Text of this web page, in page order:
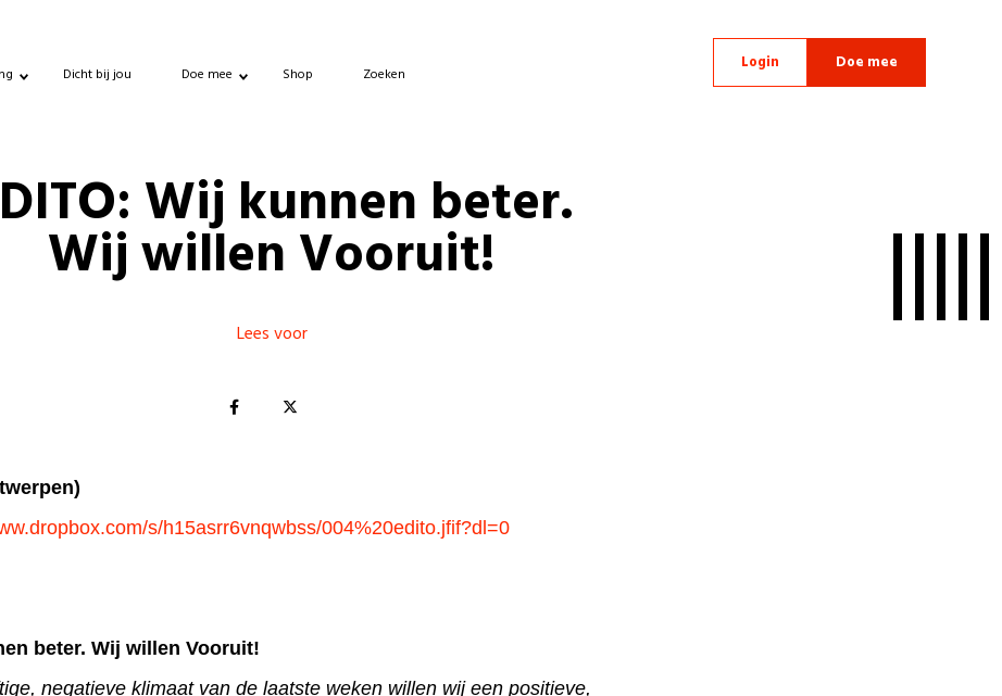
Dicht bij jou Doe mee Shop Zoeken
Login Doe mee
Wij kunnen beter.
Wij willen Vooruit!
Lees voor
s/h15asrr6vnqwbss/004%20edito.jfif?dl=0
beter. Wij willen Vooruit!
negatieve klimaat van de laatste weken willen wij een positieve,